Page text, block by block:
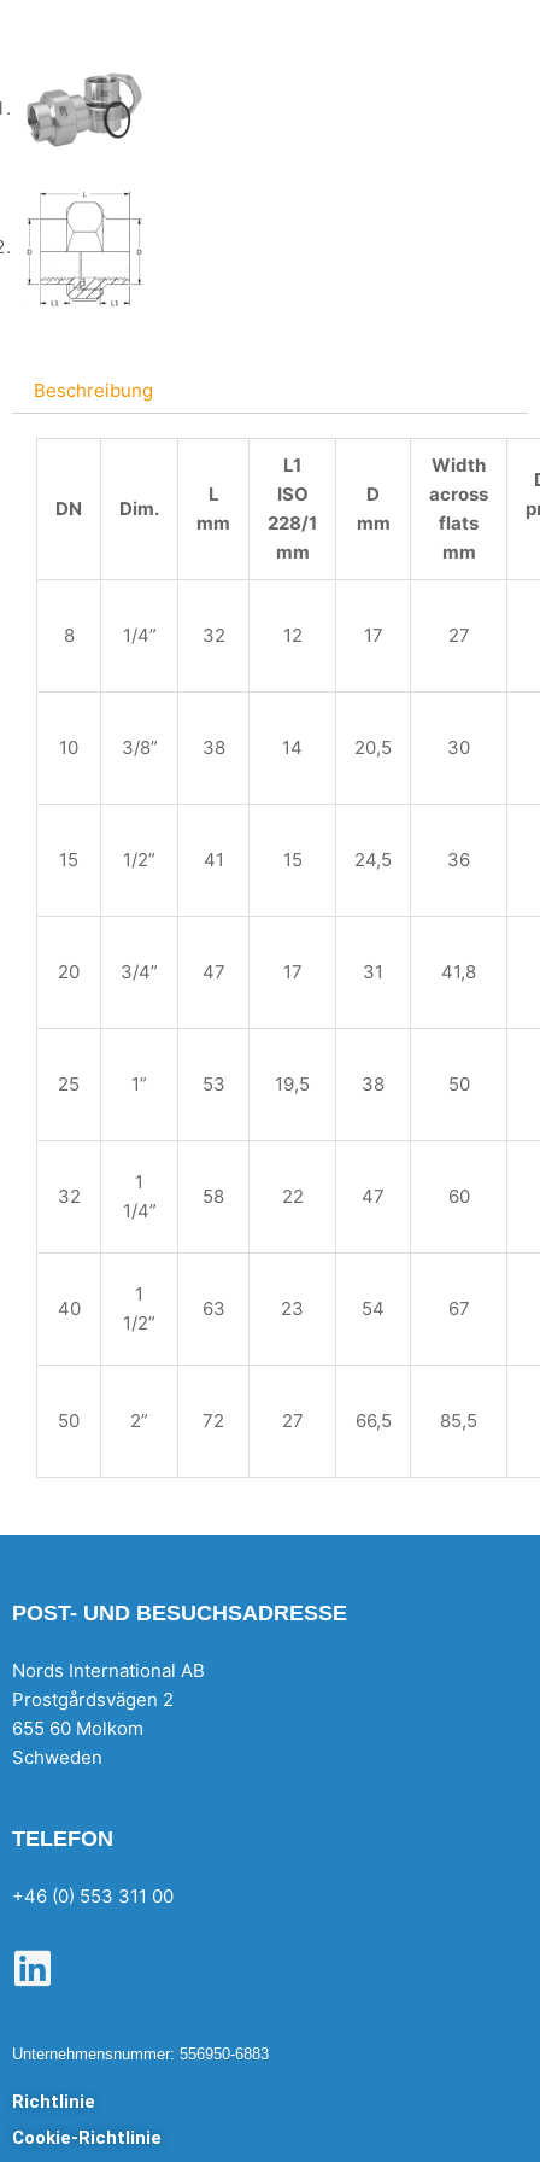
Beschreibung
DN Dim.
L
mm
L1
ISO
228/1
mm
D
mm
Width
across
flats
mm
8 1/4” 32 12 17 27
10 3/8” 38 14 20,5 30
15 1/2” 41 15 24,5 36
20 3/4” 47 17 31 41,8
25 1” 53 19,5 38 50
32
1
1/4”
58 22 47 60
40
1
1/2”
63 23 54 67
50 2” 72 27 66,5 85,5
POST- UND BESUCHSADRESSE
Nords International AB
Prostgårdsvägen 2
655 60 Molkom
Schweden
TELEFON
+46 (0) 553 311 00
L
n
k
e
Unternehmensnummer: 556950-6883
Richtlinie
Cookie-Richtlinie